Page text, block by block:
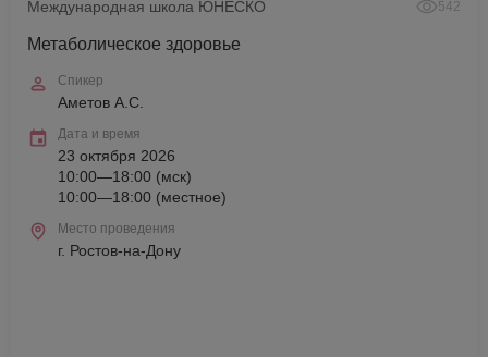
Международная школа ЮНЕСКО 542
Метаболическое здоровье
Спикер
Аметов А.С.
Дата и время
23 октября 2026
10:00—18:00 (мск)
10:00—18:00 (местное)
Место проведения
г. Ростов-на-Дону